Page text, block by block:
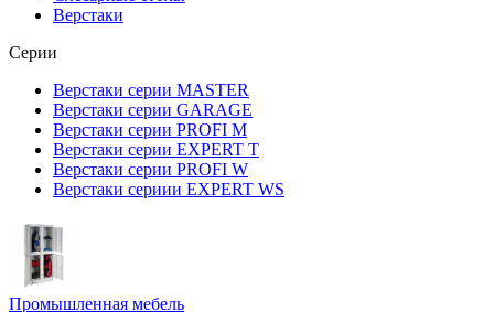
Верстаки
Серии
Верстаки серии MASTER
Верстаки серии GARAGE
Верстаки серии PROFI M
Верстаки серии EXPERT T
Верстаки серии PROFI W
Верстаки сериии EXPERT WS
Промышленная мебель